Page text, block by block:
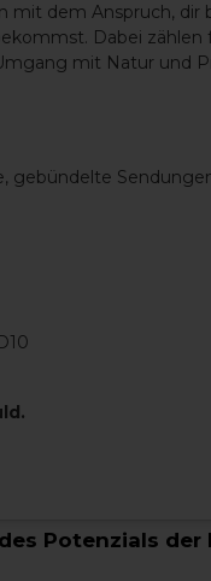
die
bevorzugt.
die seine
Eichenholz
Aromen wie
bei der
Eichenarten und
häufig
französische
Potenzials der
mit dem Anspruch, dir
Dabei zählen
mit Natur und
gebündelte